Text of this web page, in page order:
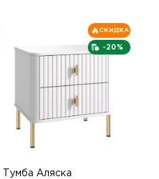
-20%
СКИДКА
Тумба Аляска